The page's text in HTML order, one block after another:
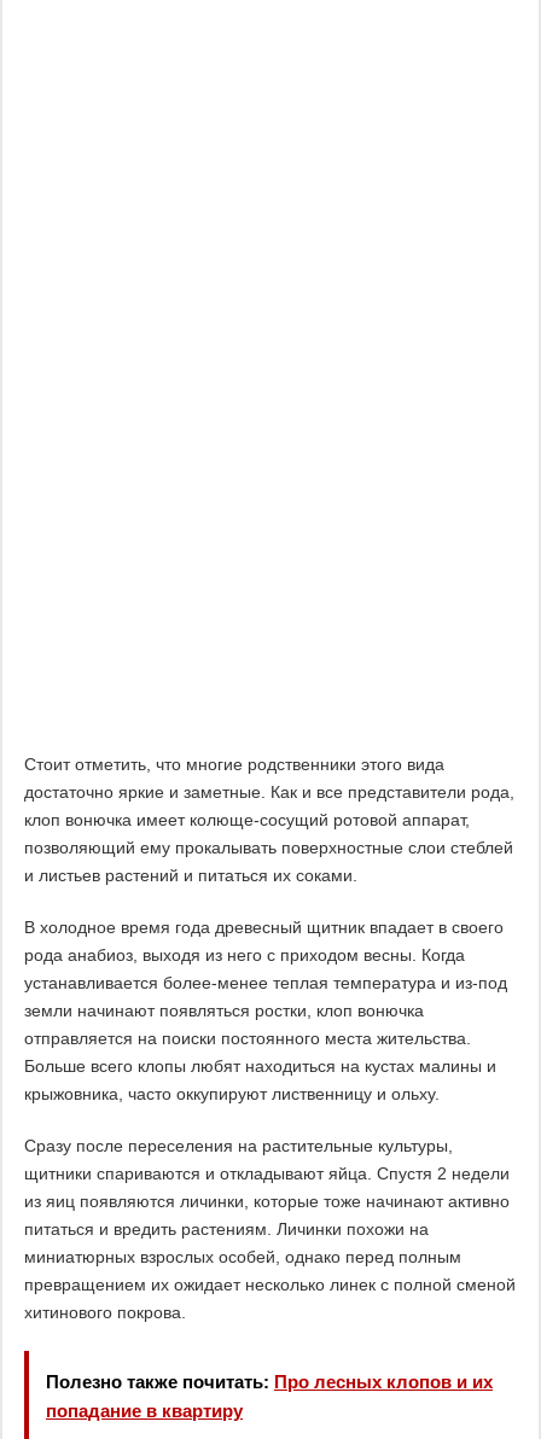
Стоит отметить, что многие родственники этого вида
достаточно яркие и заметные. Как и все представители рода,
клоп вонючка имеет колюще-сосущий ротовой аппарат,
позволяющий ему прокалывать поверхностные слои стеблей
и листьев растений и питаться их соками.
В холодное время года древесный щитник впадает в своего
рода анабиоз, выходя из него с приходом весны. Когда
устанавливается более-менее теплая температура и из-под
земли начинают появляться ростки, клоп вонючка
отправляется на поиски постоянного места жительства.
Больше всего клопы любят находиться на кустах малины и
крыжовника, часто оккупируют лиственницу и ольху.
Сразу после переселения на растительные культуры,
щитники спариваются и откладывают яйца. Спустя 2 недели
из яиц появляются личинки, которые тоже начинают активно
питаться и вредить растениям. Личинки похожи на
миниатюрных взрослых особей, однако перед полным
превращением их ожидает несколько линек с полной сменой
хитинового покрова.
Полезно также почитать: Про лесных клопов и их
попадание в квартиру